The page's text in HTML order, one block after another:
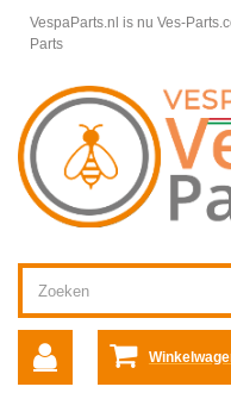
VespaParts.nl is nu Ves-
Parts